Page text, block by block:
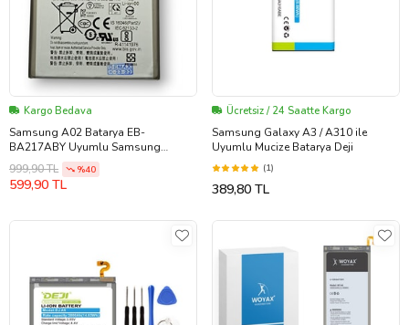
Kargo Bedava
Samsung A02 Batarya EB-
BA217ABY Uyumlu Samsung
Galaxy Batarya (Kurşun Gri)
999,90 TL %40
599,90 TL
Ücretsiz / 24 Saatte Kargo
Samsung Galaxy A3 / A310 ile
Uyumlu Mucize Batarya Deji
(1)
389,80 TL